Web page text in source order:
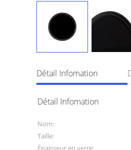
Détail Infomation
Détail Infomation
Nom:
Taille:
Épaisseur en verre: